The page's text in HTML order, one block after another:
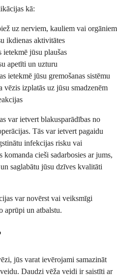
kā:
uz nerviem, kauliem vai orgāniem
ikdienas aktivitātes
ietekmē jūsu plaušas
apetīti un uzturu
ietekmē jūsu gremošanas sistēmu
izplatās uz jūsu smadzenēm
var ietvert blakusparādības no
Tās var ietvert pagaidu
infekcijas risku vai
komanda cieši sadarbosies ar jums,
saglabātu jūsu dzīves kvalitāti
var novērst vai veiksmīgi
aprūpi un atbalstu.
jūs varat ievērojami samazināt
Daudzi vēža veidi ir saistīti ar